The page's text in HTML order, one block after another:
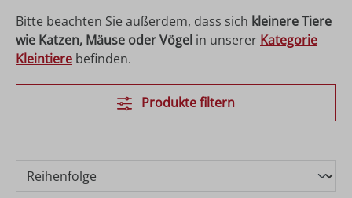
Bitte beachten Sie außerdem, dass sich kleinere Tiere
wie Katzen, Mäuse oder Vögel in unserer Kategorie
Kleintiere befinden.
Produkte filtern